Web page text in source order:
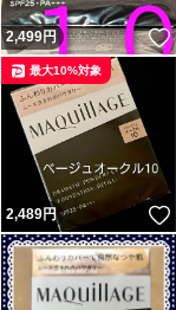
いいね！
2,499円
いいね！
2,489円
最大10%対象